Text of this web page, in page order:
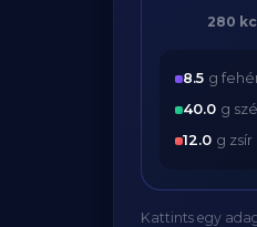
280
8.5 g
40.0 g
12.0 g zsír
Kattints egy